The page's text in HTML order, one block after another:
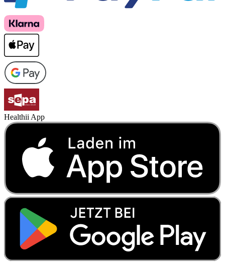
Healthii App